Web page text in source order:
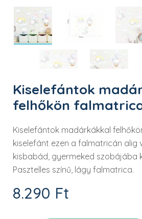
Kiselefántok
felhőkön
Kiselefántok madárkákkal
kiselefánt ezen a falmatricán alig
kisbabád, gyermeked szobájába
Pasztelles színű, lágy falmatrica.
8.290 Ft